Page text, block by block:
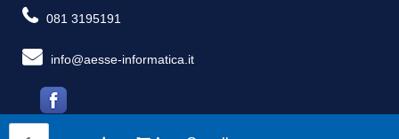
081 3195191
info@aesse-informatica.it